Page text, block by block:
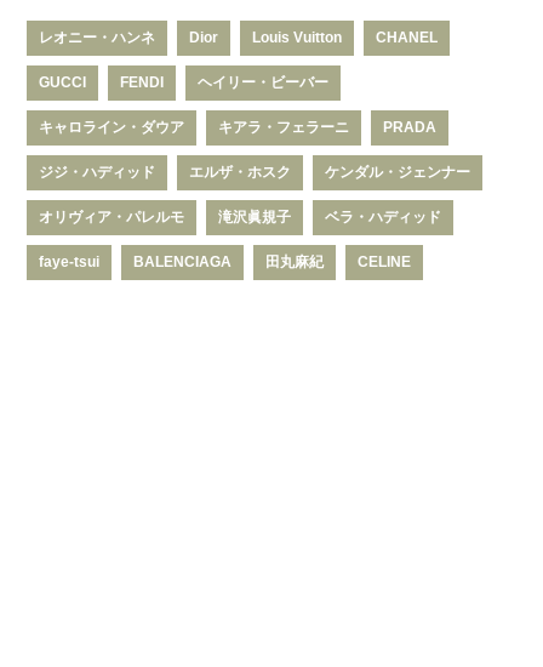
レオニー・ハンネ Dior Louis Vuitton CHANEL
GUCCI FENDI ヘイリー・ビーバー
キャロライン・ダウア キアラ・フェラーニ PRADA
ジジ・ハディッド エルザ・ホスク ケンダル・ジェンナー
オリヴィア・パレルモ 滝沢眞規子 ベラ・ハディッド
faye-tsui BALENCIAGA 田丸麻紀 CELINE